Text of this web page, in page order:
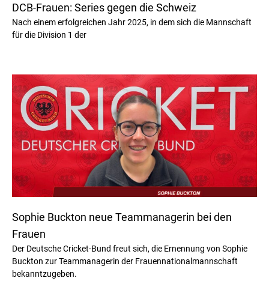
DCB-Frauen: Series gegen die Schweiz
Nach einem erfolgreichen Jahr 2025, in dem sich die Mannschaft
für die Division 1 der
Sophie Buckton neue Teammanagerin bei den
Frauen
Der Deutsche Cricket-Bund freut sich, die Ernennung von Sophie
Buckton zur Teammanagerin der Frauennationalmannschaft
bekanntzugeben.